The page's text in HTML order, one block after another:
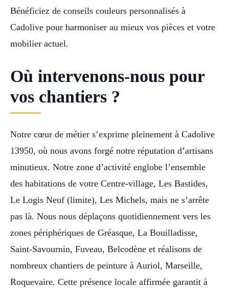
Bénéficiez de conseils couleurs personnalisés à
Cadolive pour harmoniser au mieux vos pièces et votre
mobilier actuel.
Où intervenons-nous pour
vos chantiers ?
Notre cœur de métier s’exprime pleinement à Cadolive
13950, où nous avons forgé notre réputation d’artisans
minutieux. Notre zone d’activité englobe l’ensemble
des habitations de votre Centre-village, Les Bastides,
Le Logis Neuf (limite), Les Michels, mais ne s’arrête
pas là. Nous nous déplaçons quotidiennement vers les
zones périphériques de Gréasque, La Bouilladisse,
Saint-Savournin, Fuveau, Belcodène et réalisons de
nombreux chantiers de peinture à Auriol, Marseille,
Roquevaire. Cette présence locale affirmée garantit à